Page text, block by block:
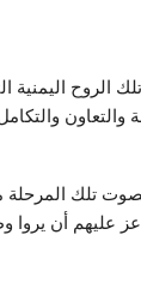
الروح
والتعاون
تلك المرحلة
عليهم أن يروا